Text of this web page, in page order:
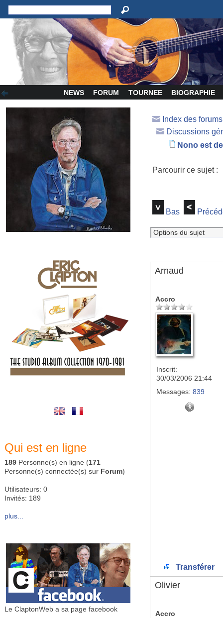
NEWS FORUM TOURNEE BIOGRAPHIE
Qui est en ligne
189 Personne(s) en ligne (171
Personne(s) connectée(s) sur Forum)
Utilisateurs: 0
Invités: 189
plus...
Le ClaptonWeb a sa page facebook
Index des
Discussions
Nono est
Parcourir ce sujet
Bas
Arnaud
Accro
Inscrit:
30/03/2006 21:44
Messages: 839
Transférer
Olivier
Accro